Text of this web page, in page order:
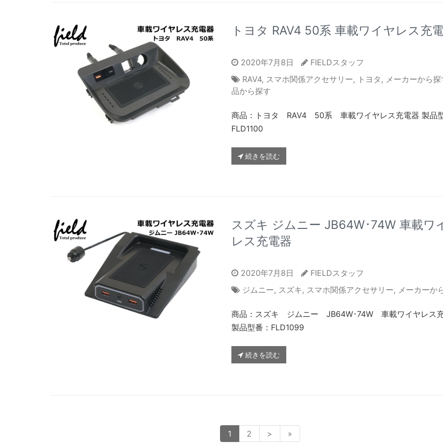
トヨタ RAV4 50系 車載ワイヤレス充
2020年7月8日
FIELDスタッフ
RAV4, スマホ関係アクセサリー, トヨタ , メーカーから探
品から探す
商品：トヨタ RAV4 50系 車載ワイヤレス充電器 製品型
FLD1100
続きを読む
スズキ ジムニー JB64W･74W 車載ワ
レス充電器
2020年7月8日
FIELDスタッフ
ジムニー, スズキ, スマホ関係アクセサリー, メーカーか
商品：スズキ ジムニー JB64W･74W 車載ワイヤレス
製品型番：FLD1099
続きを読む
1 2 > »